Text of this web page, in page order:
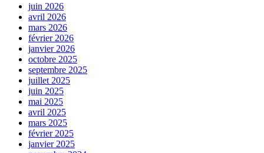
juin 2026
avril 2026
mars 2026
février 2026
janvier 2026
octobre 2025
septembre 2025
juillet 2025
juin 2025
mai 2025
avril 2025
mars 2025
février 2025
janvier 2025